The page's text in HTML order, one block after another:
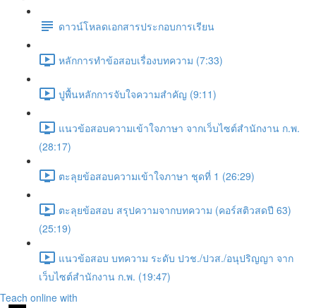
ดาวน์โหลดเอกสารประกอบการเรียน
หลักการทำข้อสอบเรื่องบทความ (7:33)
ปูพื้นหลักการจับใจความสำคัญ (9:11)
แนวข้อสอบความเข้าใจภาษา จากเว็บไซต์สำนักงาน ก.พ.
(28:17)
ตะลุยข้อสอบความเข้าใจภาษา ชุดที่ 1 (26:29)
ตะลุยข้อสอบ สรุปความจากบทความ (คอร์สติวสดปี 63)
(25:19)
แนวข้อสอบ บทความ ระดับ ปวช./ปวส./อนุปริญญา จาก
เว็บไซต์สำนักงาน ก.พ. (19:47)
Teach online with